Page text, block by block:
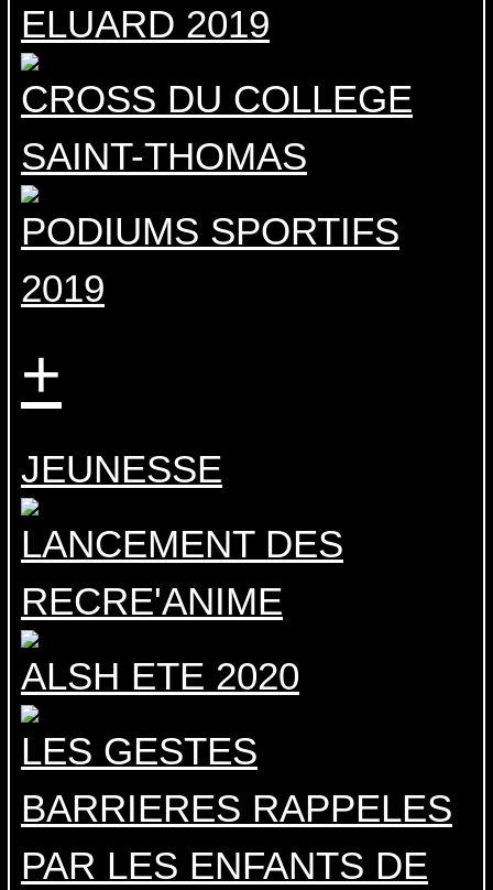
ELUARD 2019
CROSS DU COLLEGE
SAINT-THOMAS
PODIUMS SPORTIFS
2019
+
JEUNESSE
LANCEMENT DES
RECRE'ANIME
ALSH ETE 2020
LES GESTES
BARRIERES RAPPELES
PAR LES ENFANTS DE